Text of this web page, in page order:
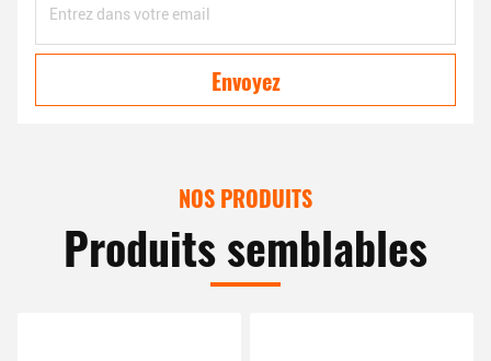
Envoyez
NOS PRODUITS
Produits semblables